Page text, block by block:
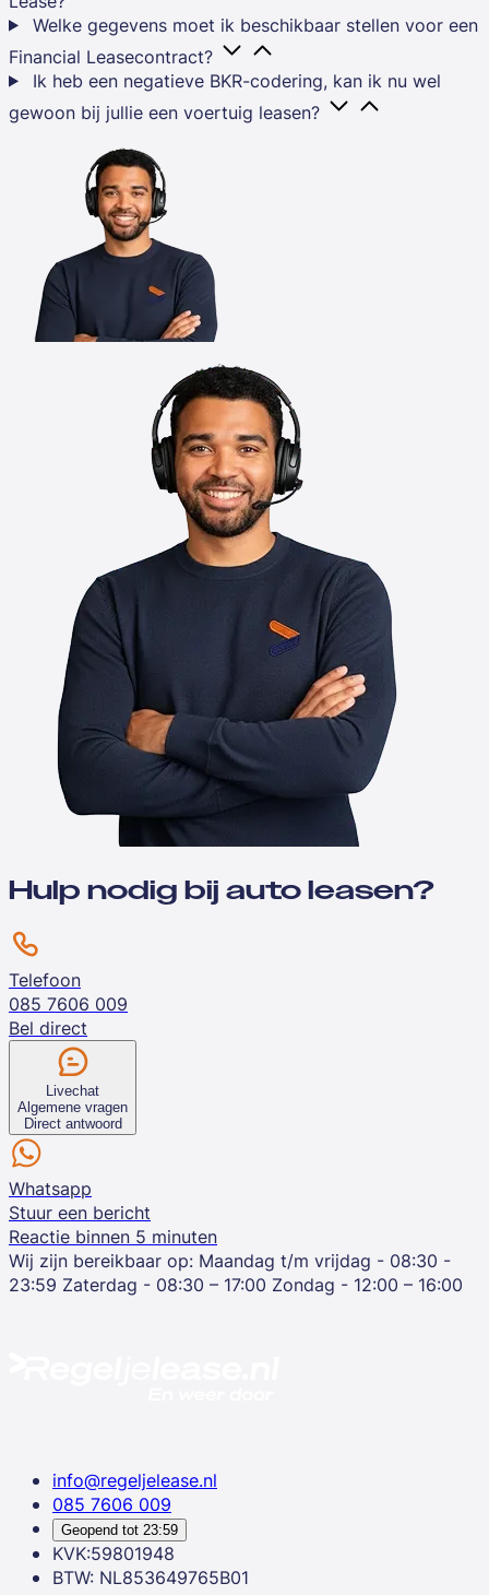
Welke gegevens moet ik beschikbaar stellen voor een
Financial Leasecontract?
Ik heb een negatieve BKR-codering, kan ik nu wel
gewoon bij jullie een voertuig leasen?
Hulp nodig bij auto leasen?
Telefoon
085 7606 009
Bel direct
Livechat
Algemene vragen
Direct antwoord
Whatsapp
Stuur een bericht
Reactie binnen 5 minuten
Wij zijn bereikbaar op: Maandag t/m vrijdag - 08:30 -
23:59 Zaterdag - 08:30 – 17:00 Zondag - 12:00 – 16:00
info@regeljelease.nl
085 7606 009
Geopend tot 23:59
KVK:59801948
BTW: NL853649765B01